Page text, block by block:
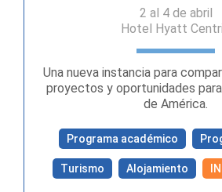
2 al 4 de abril
Hotel Hyatt
Una nueva instancia para
proyectos y oportunidades
de América.
Programa académico
Turismo Alojamiento